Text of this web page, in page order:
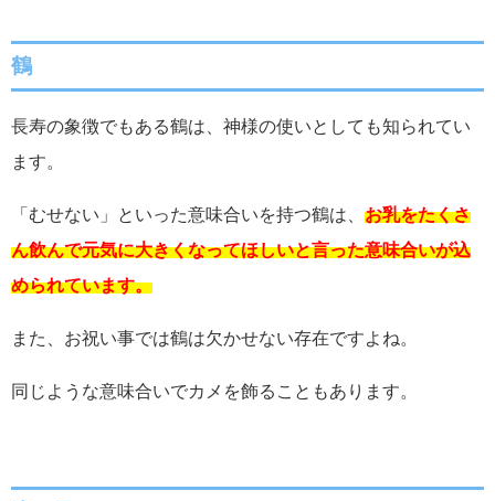
鶴
長寿の象徴でもある鶴は、神様の使いとしても知られてい
ます。
「むせない」といった意味合いを持つ鶴は、 お乳をたくさ
ん飲んで元気に大きくなってほしいと言った意味合いが込
められています。
また、お祝い事では鶴は欠かせない存在ですよね。
同じような意味合いでカメを飾ることもあります。